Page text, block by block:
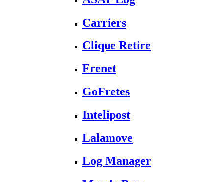
Carriers
Clique Retire
Frenet
GoFretes
Intelipost
Lalamove
Log Manager